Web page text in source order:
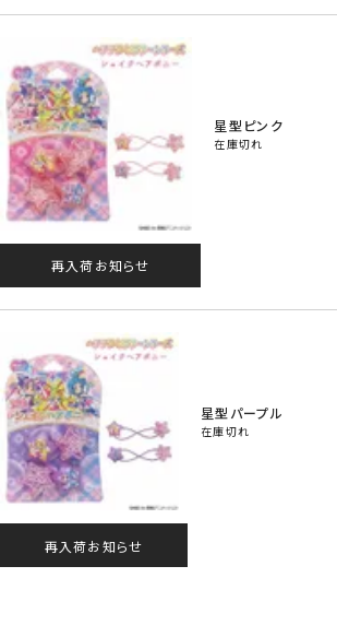
星型ピンク
在庫切れ
再入荷お知らせ
星型パープル
在庫切れ
再入荷お知らせ